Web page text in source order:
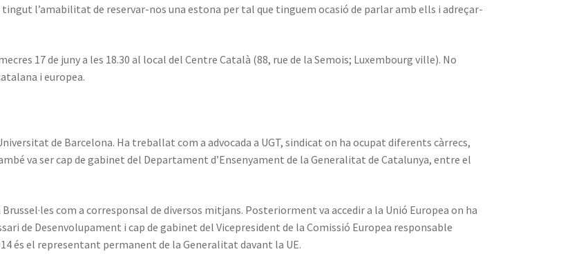
tingut l’amabilitat de reservar-nos una estona per tal que tinguem ocasió de parlar amb ells i adreçar-
17 de juny a les 18.30 al local del Centre Català (88, rue de la Semois; Luxembourg ville). No
i europea.
de Barcelona. Ha treballat com a advocada a UGT, sindicat on ha ocupat diferents càrrecs,
va ser cap de gabinet del Departament d’Ensenyament de la Generalitat de Catalunya, entre el
com a corresponsal de diversos mitjans. Posteriorment va accedir a la Unió Europea on ha
de Desenvolupament i cap de gabinet del Vicepresident de la Comissió Europea responsable
és el representant permanent de la Generalitat davant la UE.